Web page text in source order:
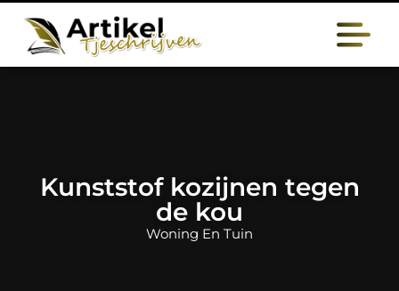
Kunststof kozijnen tegen
de kou
Woning En Tuin